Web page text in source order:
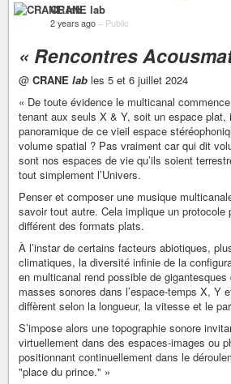
CRANE lab
2 years ago – Public
« Rencontres
@ CRANE lab les 5 et 6 juillet 2024
« De toute évidence le multicanal
tenant aux seuls X & Y, soit un espace plat,
panoramique de ce vieil espace
volume spatial ? Pas vraiment car qui dit
sont nos espaces de vie qu’ils soient
tout simplement l’Univers.
Penser et composer une musique
savoir tout autre. Cela implique un protocole
différent des formats plats.
À l’instar de certains facteurs abiotiques,
climatiques, la diversité infinie de la
en multicanal rend possible de
masses sonores dans l’espace-temps X, Y
diffèrent selon la longueur, la vitesse et le
S’impose alors une topographie sonore
virtuellement dans des espaces-images ou
positionnant continuellement dans le
"place du prince." »